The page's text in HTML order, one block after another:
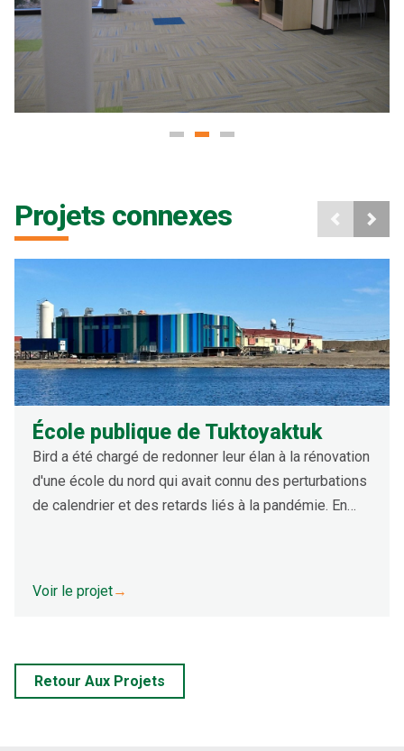
Projets connexes
École publique de Tuktoyaktuk
Bird a été chargé de redonner leur élan à la rénovation
d'une école du nord qui avait connu des perturbations
de calendrier et des retards liés à la pandémie. En
construction dans une fenêtre saisonnière étroite.
Voir le projet→
Retour Aux Projets